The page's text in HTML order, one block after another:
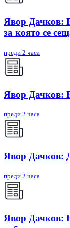
Явор Дачков:
за която се
преди 2 часа
Явор Дачков:
преди 2 часа
Явор Дачков:
преди 2 часа
Явор Дачков: